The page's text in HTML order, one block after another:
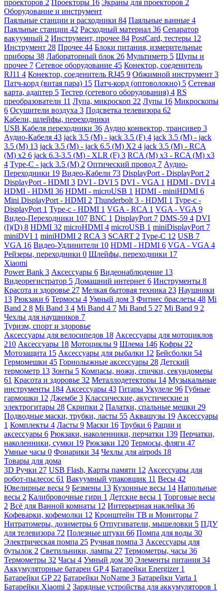
проекторов 2 Проекторы 16 Экраны для проекторов 2
Оборудование и инструмент
Паяльные станции и расходники 84 Паяльные ванные 4
Паяльные станции 42 Расходный материал 36 Сепаратор
вакуумный 2 Инструмент, прочее 84 PostCard, тестеры 12
Инструмент 28 Прочее 44 Блоки питания, измерительные
приборы 38 Лабораторный блок 26 Мультиметр 5 Щупы и
прочее 7 Сетевое оборудование 45 Конектор, соеденитель
RJ11 4 Конектор, соеденитель RJ45 9 Обжимной инструмент 3
Патч-корд (витая пара) 15 Патч-корд (оптоволокно) 5 Сетевая
карта, адаптер 5 Тестер (сетевого оборудования) 4 RS
преобразователи 11 Лупа, микроскоп 22 Лупы 16 Микроскопы
6 Осушители воздуха 3 Подсветка телевизора 62
Кабели, шлейфы, переходники
USB Кабеля переходники 36 Аудио конвектор, трансивер 3
Аудио-Кабеля 43 jack 3.5 (M) - jack 3.5 (F) 4 jack 3.5 (M) - jack
3.5 (M) 13 jack 3.5 (M) - jack 6.5 (M) X2 4 jack 3.5 (M) - RCA
(M) x2 6 jack 6.3-3.5 (M) - XLR (F) 3 RCA (M) x3 - RCA (M) x3
4 Type-C - jack 3.5 (M) 2 Оптический провод 7 Аудио-
Переходники 19 Видео-Кабели 73 DisplayPort - DisplayPort 2
DisplayPort - HDMI 3 DVI - DVI 5 DVI - VGA 1 HDMI - DVI 4
HDMI - HDMI 36 HDMI - microUSB 1 HDMI - miniHDMI 6
Mini DisplayPort - HDMI 2 Thunderbolt 3 - HDMI 1 Type-c -
DisplayPort 1 Type-c - HDMI 1 VGA - RCA 1 VGA - VGA 9
Видео-Переходники 107 BNC 1 DisplayPort 7 DMS-59 4 DVI
(I)(D) 8 HDMI 32 microHDMI 4 microUSB 1 miniDisplayPort 7
miniDVI 1 miniHDMI 2 RCA 3 SCART 2 Type-C 12 USB 7
VGA 16 Видео-Удлинители 10 HDMI - HDMI 6 VGA - VGA 4
Рейзеры, переходники 0 Шлейфы, переходники 17
Xiaomi
Power Bank 3 Аксессуары 6 Видеонаблюдение 13
Видеорегистратор 5 Домашний интернет 6 Инструменты 8
Красота и здоровье 27 Мелкая бытовая техника 23 Наушники
13 Рюкзаки 6 Термосы 4 Умный дом 3 Фитнес браслеты 48 Mi
Band 2 8 Mi Band 3 4 Mi Band 4 7 Mi Band 5 27 Mi Band 9 2
Чехлы для наушников 7
Туризм, спорт и здоровье
Аксессуары для велосипедов 18 Аксессуары для мотоциклов
210 Аксессуары 18 Мотоциклы 9 Шлема 146 Кофры 22
Мотозащита 15 Аксессуары для рыбалки 12 Бейсболки 54
Гермомешки 45 Горнолыжные аксессуары 28 Детский
термометр 13 Зонты 5 Компасы, ножи, спички, секундомеры
61 Красота и здоровье 32 Металлодетекторы 14 Музыкальные
инструменты 184 Аксессуары 43 Гитары Укулеле 96 Губные
гармошки 12 Джембе 3 Классические, акустические и
электрогитары 28 Скрипки 2 Палатки, спальные мешки 29
Подводные маски, трубки, ласты 55 Аквашузы 19 Аксессуары
1 Комплекты 4 Ласты 9 Маски 16 Трубки 6 Рации и
аксессуары 6 Рюкзаки, наколенники, перчатки 139 Перчатки,
наколенники, сумки 19 Рюкзаки 120 Термосы, фляги 47
Умные часы 0 Фонарики 34 Чехлы для airpods 18
Товары для дома
3D Ручки 27 USB Flash, Карты памяти 12 Аксессуары для
робот-пылесос 61 Вакуумный упаковщик 11 Весы 42
Ювелирные весы 9 Безмены 13 Кухонные весы 14 Напольные
весы 2 Калибровочные гири 1 Детские весы 1 Торговые весы
2 Всё для Ванной комнаты 12 Интерьерная наклейка 36
Кофеварки, кофемолки 12 Кронштейн ТВ и Мониторы 7
Нитратомеры, дозиметры 6 Отпугиватели, мышеловки 5 ПДУ
для телевизора 72 Полезные штуки 66 Помпа для воды 30
Электрическая помпа 25 Ручная помпа 3 Аксессуары для
бутылок 2 Светильники, лампы 27 Термометры, часы 36
Термометры 32 Часы 4 Умный дом 30 Элементы питания 34
Аккумуляторные батареи GP4 Батарейки Energizer 1
Батарейки GP 22 Батарейки NoName 3 Батарейки Varta 1
Батарейки Xiaomi 2 Зарядные устройства для аккумуляторов 1